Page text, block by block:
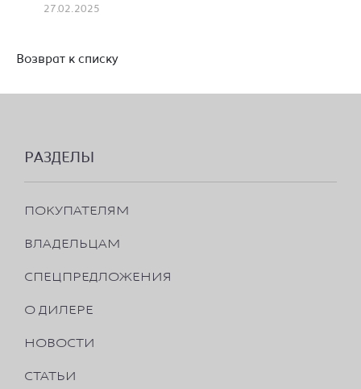
27.02.2025
Возврат к списку
РАЗДЕЛЫ
ПОКУПАТЕЛЯМ
ВЛАДЕЛЬЦАМ
СПЕЦПРЕДЛОЖЕНИЯ
О ДИЛЕРЕ
НОВОСТИ
СТАТЬИ